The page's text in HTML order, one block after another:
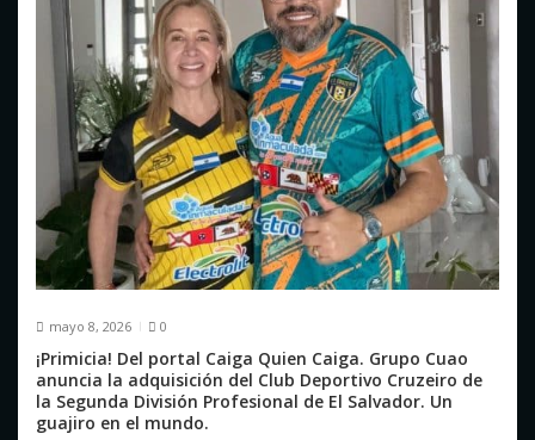
mayo 8, 2026 0
¡Primicia! Del portal Caiga Quien Caiga. Grupo Cuao
anuncia la adquisición del Club Deportivo Cruzeiro de
la Segunda División Profesional de El Salvador. Un
guajiro en el mundo.